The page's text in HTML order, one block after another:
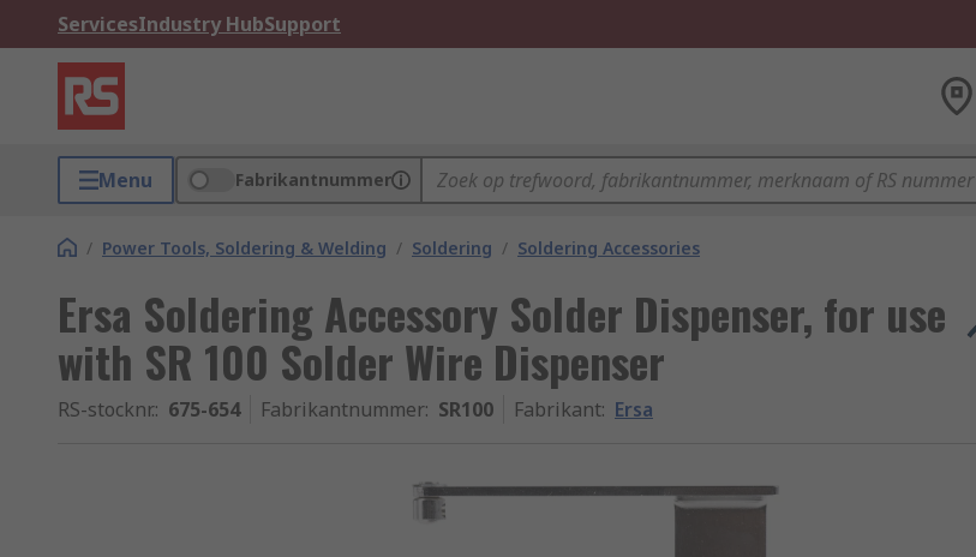
ServicesIndustry HubSupport
Menu Fabrikantnummer
/ Power Tools, Soldering & Welding / Soldering / Soldering Accessories
Ersa Soldering Accessory Solder Dispenser, for use
with SR 100 Solder Wire Dispenser
RS-stocknr.: 675-654 Fabrikantnummer: SR100 Fabrikant: Ersa